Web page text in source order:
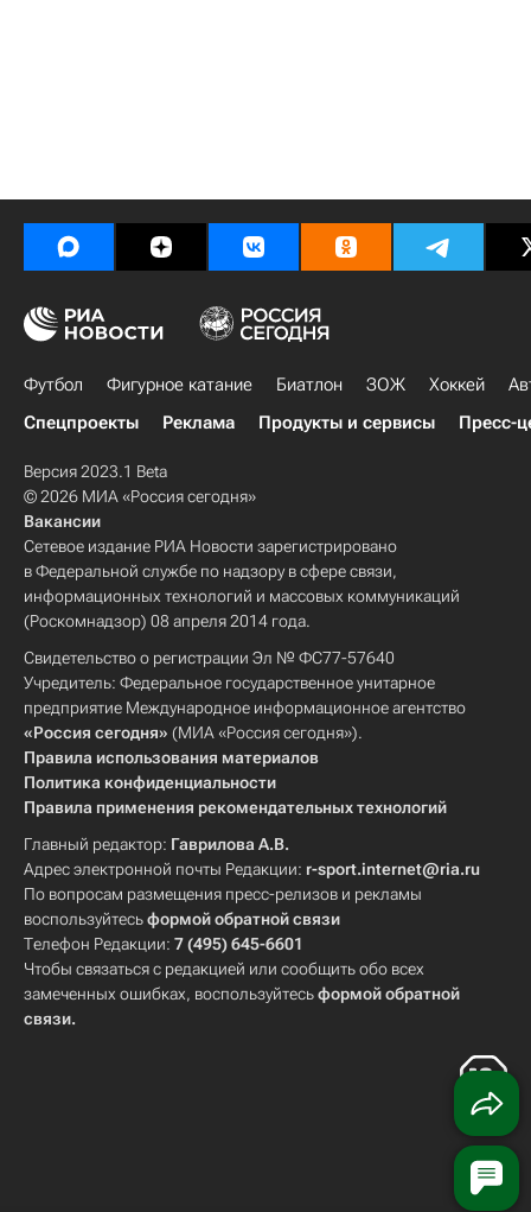
Футбол Фигурное катание Биатлон ЗОЖ Хоккей
Спецпроекты
Реклама Продукты и сервисы Пресс-
Версия 2023.1 Beta
© 2026 МИА «Россия сегодня»
Вакансии
Сетевое издание РИА Новости зарегистрировано
в Федеральной службе по надзору в сфере связи,
информационных технологий и массовых коммуникаций
(Роскомнадзор) 08 апреля 2014 года.
Свидетельство о регистрации Эл № ФС77-57640
Учредитель: Федеральное государственное унитарное
предприятие Международное информационное агентство
«Россия сегодня» (МИА «Россия сегодня»).
Правила использования материалов
Политика конфиденциальности
Правила применения рекомендательных технологий
Главный редактор: Гаврилова А.В.
Адрес электронной почты Редакции: r-sport.internet@ria.ru
По вопросам размещения пресс-релизов и рекламы
воспользуйтесьформой обратной связи
Телефон Редакции: 7 (495) 645-6601
Чтобы связаться с редакцией или сообщить обо всех
замеченных ошибках, воспользуйтесьформой обратной
связи.